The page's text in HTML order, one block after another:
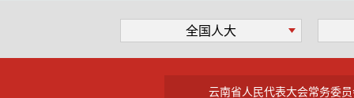
全国人大
云南省人民代表大会常务委